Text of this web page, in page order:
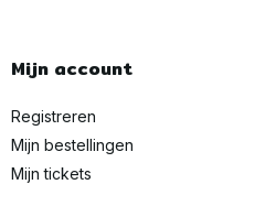
Mijn account
Registreren
Mijn bestellingen
Mijn tickets